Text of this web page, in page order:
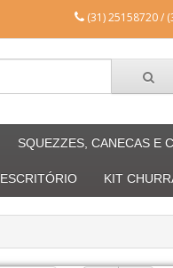
(31) 25158720 /
SQUEZZES, CANECAS E
ESCRITÓRIO KIT